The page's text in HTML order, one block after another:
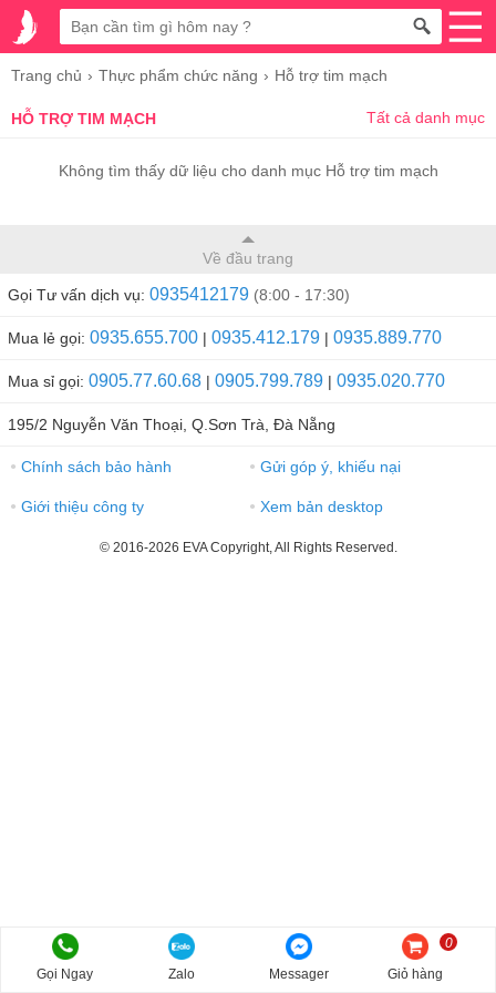
Trang chủ Thực phẩm chức năng Hỗ trợ tim mạch
HỖ TRỢ TIM MẠCH Tất cả danh mục
Không tìm thấy dữ liệu cho danh mục Hỗ trợ tim mạch
Về đầu trang
Gọi Tư vấn dịch vụ: 0935412179 (8:00 - 17:30)
Mua lẻ gọi: 0935.655.700 | 0935.412.179 | 0935.889.770
Mua sỉ gọi: 0905.77.60.68 | 0905.799.789 | 0935.020.770
195/2 Nguyễn Văn Thoại, Q.Sơn Trà, Đà Nẵng
● Chính sách bảo hành ● Gửi góp ý, khiếu nại
● Giới thiệu công ty ● Xem bản desktop
© 2016-2026 EVA Copyright, All Rights Reserved.
Gọi Ngay Zalo Messager Giỏ hàng
0